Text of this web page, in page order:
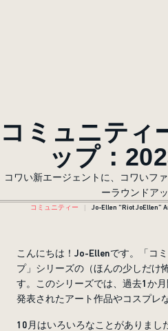
コミュニティ
ップ：
コワい新エージェントに、コワいフ
ーラウンドアッ
コミュニティー Jo-Ellen “Riot JoEllen”
こんにちは！Jo-Ellenです。「コ
プ」シリーズの（ほんの少しだけ
す。このシリーズでは、過去1か
発表されたアート作品やコスプレ
10月はいろいろなことがありまし